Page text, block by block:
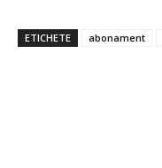
ETICHETE abonament